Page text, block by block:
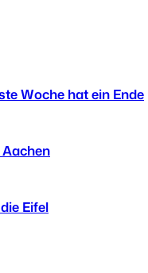
Woche hat ein Ende
Eifel